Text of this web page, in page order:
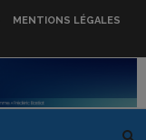
MENTIONS LÉGALES